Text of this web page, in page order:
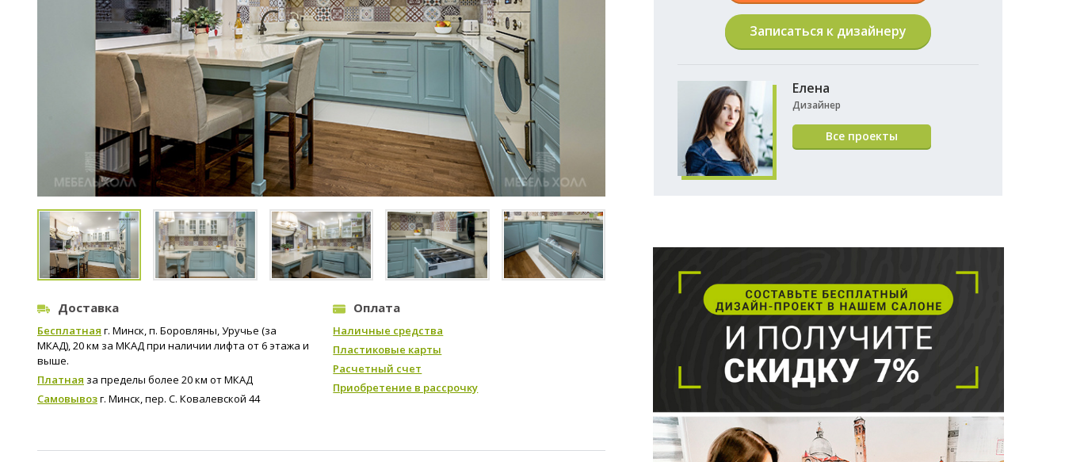
Доставка
Бесплатная г. Минск, п. Боровляны, Уручье (за
МКАД), 20 км за МКАД при наличии лифта от 6 этажа и
выше.
Платная за пределы более 20 км от МКАД
Самовывозг. Минск, пер. С. Ковалевской 44
Оплата
Наличные средства
Пластиковые карты
Расчетный счет
Приобретение в рассрочку
Записаться к дизайнеру
Елена
Дизайнер
Все проекты